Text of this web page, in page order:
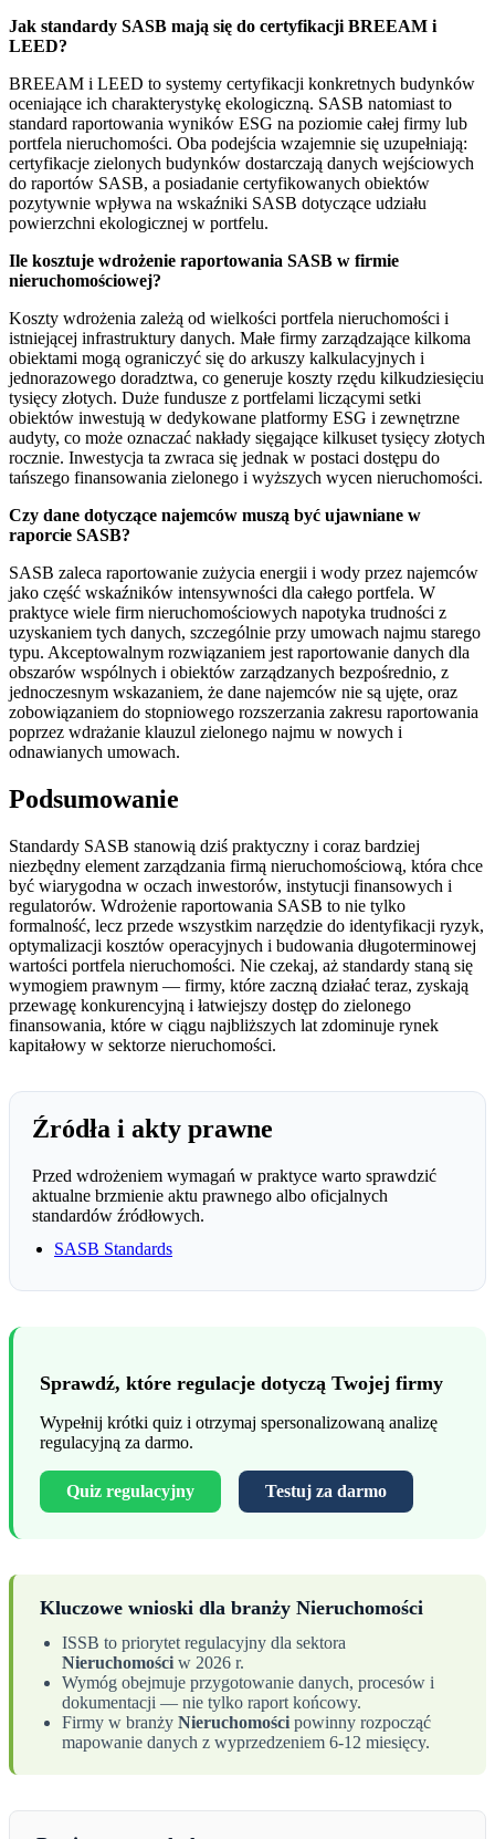
Jak standardy SASB mają się do certyfikacji BREEAM i
LEED?
BREEAM i LEED to systemy certyfikacji konkretnych budynków
oceniające ich charakterystykę ekologiczną. SASB natomiast to
standard raportowania wyników ESG na poziomie całej firmy lub
portfela nieruchomości. Oba podejścia wzajemnie się uzupełniają:
certyfikacje zielonych budynków dostarczają danych wejściowych
do raportów SASB, a posiadanie certyfikowanych obiektów
pozytywnie wpływa na wskaźniki SASB dotyczące udziału
powierzchni ekologicznej w portfelu.
Ile kosztuje wdrożenie raportowania SASB w firmie
nieruchomościowej?
Koszty wdrożenia zależą od wielkości portfela nieruchomości i
istniejącej infrastruktury danych. Małe firmy zarządzające kilkoma
obiektami mogą ograniczyć się do arkuszy kalkulacyjnych i
jednorazowego doradztwa, co generuje koszty rzędu kilkudziesięciu
tysięcy złotych. Duże fundusze z portfelami liczącymi setki
obiektów inwestują w dedykowane platformy ESG i zewnętrzne
audyty, co może oznaczać nakłady sięgające kilkuset tysięcy złotych
rocznie. Inwestycja ta zwraca się jednak w postaci dostępu do
tańszego finansowania zielonego i wyższych wycen nieruchomości.
Czy dane dotyczące najemców muszą być ujawniane w
raporcie SASB?
SASB zaleca raportowanie zużycia energii i wody przez najemców
jako część wskaźników intensywności dla całego portfela. W
praktyce wiele firm nieruchomościowych napotyka trudności z
uzyskaniem tych danych, szczególnie przy umowach najmu starego
typu. Akceptowalnym rozwiązaniem jest raportowanie danych dla
obszarów wspólnych i obiektów zarządzanych bezpośrednio, z
jednoczesnym wskazaniem, że dane najemców nie są ujęte, oraz
zobowiązaniem do stopniowego rozszerzania zakresu raportowania
poprzez wdrażanie klauzul zielonego najmu w nowych i
odnawianych umowach.
Podsumowanie
Standardy SASB stanowią dziś praktyczny i coraz bardziej
niezbędny element zarządzania firmą nieruchomościową, która chce
być wiarygodna w oczach inwestorów, instytucji finansowych i
regulatorów. Wdrożenie raportowania SASB to nie tylko
formalność, lecz przede wszystkim narzędzie do identyfikacji ryzyk,
optymalizacji kosztów operacyjnych i budowania długoterminowej
wartości portfela nieruchomości. Nie czekaj, aż standardy staną się
wymogiem prawnym — firmy, które zaczną działać teraz, zyskają
przewagę konkurencyjną i łatwiejszy dostęp do zielonego
finansowania, które w ciągu najbliższych lat zdominuje rynek
kapitałowy w sektorze nieruchomości.
Źródła i akty prawne
Przed wdrożeniem wymagań w praktyce warto sprawdzić
aktualne brzmienie aktu prawnego albo oficjalnych
standardów źródłowych.
SASB Standards
Sprawdź, które regulacje dotyczą Twojej firmy
Wypełnij krótki quiz i otrzymaj spersonalizowaną analizę
regulacyjną za darmo.
Quiz regulacyjny Testuj za darmo
Kluczowe wnioski dla branży Nieruchomości
ISSB to priorytet regulacyjny dla sektora
Nieruchomości w 2026 r.
Wymóg obejmuje przygotowanie danych, procesów i
dokumentacji — nie tylko raport końcowy.
Firmy w branży Nieruchomości powinny rozpocząć
mapowanie danych z wyprzedzeniem 6-12 miesięcy.